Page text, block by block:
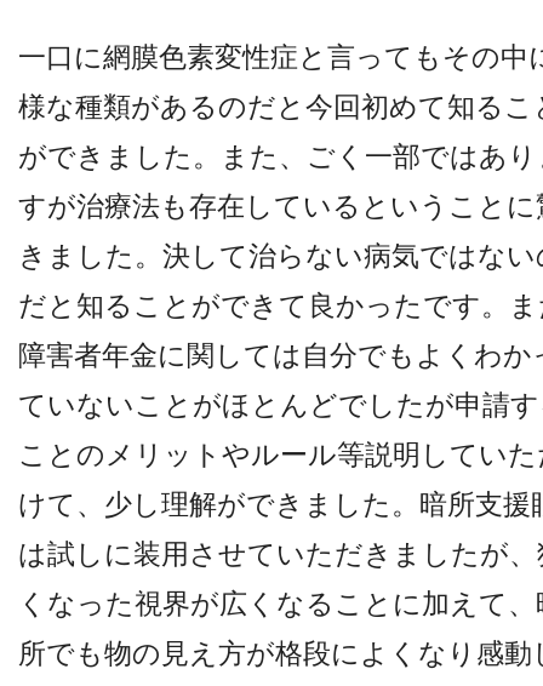
一口に網膜色素変性症と言ってもその中
様な種類があるのだと今回初めて知るこ
ができました。また、ごく一部ではあ
すが治療法も存在しているということに
きました。決して治らない病気ではない
だと知ることができて良かったです。
障害者年金に関しては自分でもよくわか
ていないことがほとんどでしたが申請
ことのメリットやルール等説明してい
けて、少し理解ができました。暗所支援
は試しに装用させていただきましたが、
くなった視界が広くなることに加えて、
所でも物の見え方が格段によくなり感動